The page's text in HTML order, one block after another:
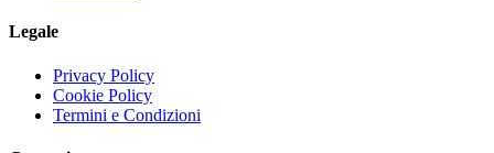
Legale
Privacy Policy
Cookie Policy
Termini e Condizioni